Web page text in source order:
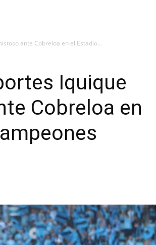
ante Cobreloa en el Estadio...
Iquique
Cobreloa en